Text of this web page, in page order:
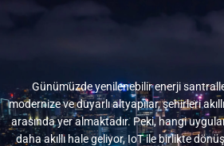
Günümüzde yenilenebilir enerji
modernize ve duyarlı altyapılar, şehirleri
arasında yer almaktadır. Peki, hangi
daha akıllı hale geliyor, IoT ile birlikte